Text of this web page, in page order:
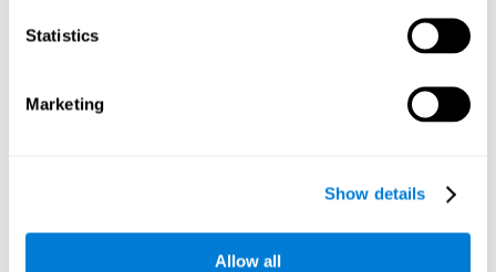
Statistics
Marketing
Show details
Allow all
التنشيط العصبي ويصبحه ضعيفاً. إنّه يجعلنا أقل مهارة لاستخدام الوظيفة
هذه، الأمر الذي يؤدّي إلى أقلّ فعالية في الأنشطة اليومية.
ألعاب الموصى بها